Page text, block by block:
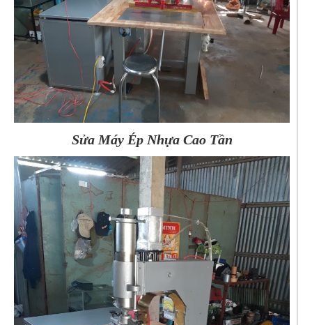
Sửa Máy Ép Nhựa Cao Tần